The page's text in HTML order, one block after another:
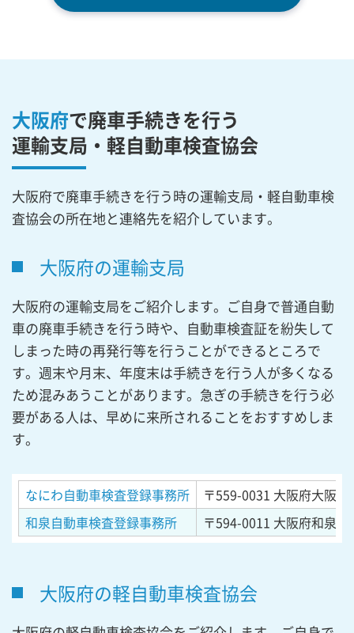
大阪府で廃車手続きを行う
運輸支局・軽自動車検査協会
大阪府で廃車手続きを行う時の運輸支局・軽自動車検
査協会の所在地と連絡先を紹介しています。
大阪府の運輸支局
大阪府の運輸支局をご紹介します。ご自身で普通自動
車の廃車手続きを行う時や、自動車検査証を紛失して
しまった時の再発行等を行うことができるところで
す。週末や月末、年度末は手続きを行う人が多くなる
ため混みあうことがあります。急ぎの手続きを行う必
要がある人は、早めに来所されることをおすすめしま
す。
なにわ自動車検査登録事務所 〒559-0031 大阪府大阪
和泉自動車検査登録事務所
〒594-0011 大阪府和泉
大阪府の軽自動車検査協会